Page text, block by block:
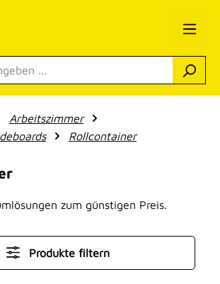
Arbeitszimmer
Rollcontainer
zum günstigen Preis.
Produkte filtern